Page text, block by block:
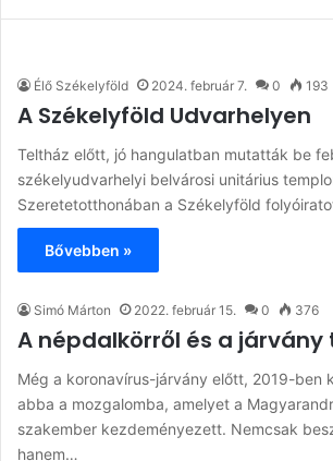
Élő Székelyföld 2024. február 7. 0 193
A Székelyföld Udvarhelyen
Teltház előtt, jó hangulatban mutatták be
székelyudvarhelyi belvárosi unitárius
Szeretetotthonában a Székelyföld
Bővebben »
Simó Márton 2022. február 15. 0 376
A népdalkörről és a járvány
Még a koronavírus-járvány előtt, 2019-ben
abba a mozgalomba, amelyet a
szakember kezdeményezett. Nemcsak
hanem…